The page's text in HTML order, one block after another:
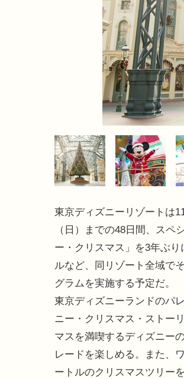
東京ディズニーリゾートは
（日）までの48日間、スペ
ー・クリスマス」を3年ぶ
ルなど、同リゾート全域で
グラムを実施する予定だ。
東京ディズニーランドのパ
ニー・クリスマス・ストー
マスを満喫するディズニー
レードを楽しめる。また、
ートルのクリスマスツリー